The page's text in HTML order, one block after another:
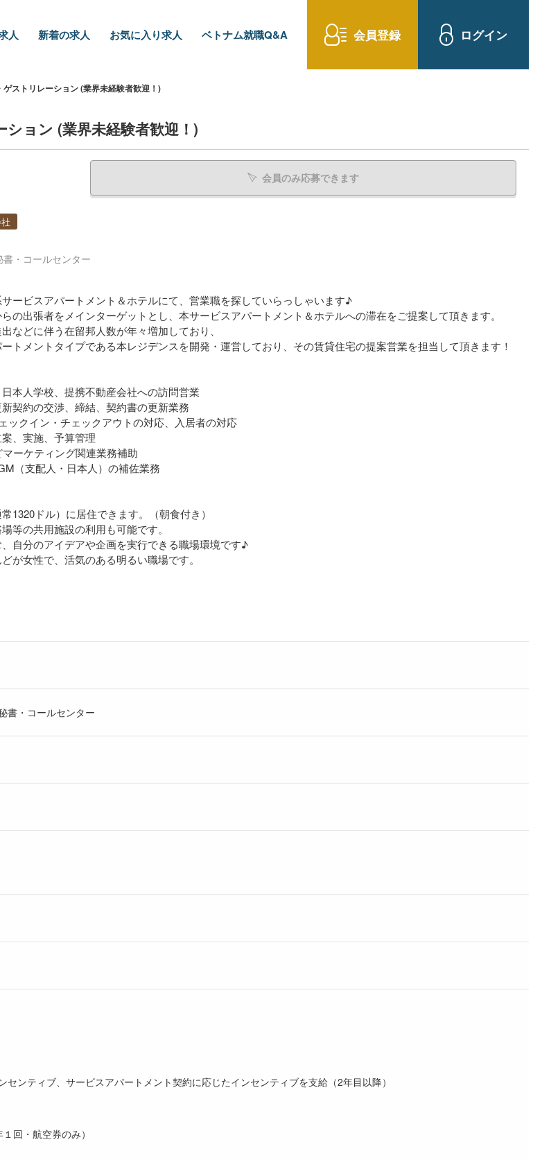
人 新着の求人 お気に入り求人 ベトナム就職Q&A 会員登録 ログイン
ゲストリレーション (業界未経験者歓迎！)
ション (業界未経験者歓迎！)
会員のみ応募できます
・コールセンター
ービスアパートメント＆ホテルにて、営業職を探していらっしゃいます♪
の出張者をメインターゲットとし、本サービスアパートメント＆ホテルへの滞在をご提案して頂きます。
などに伴う在留邦人数が年々増加しており、
トメントタイプである本レジデンスを開発・運営しており、その賃貸住宅の提案営業を担当して頂きます！
日本人学校、提携不動産会社への訪問営業
契約の交渉、締結、契約書の更新業務
ックイン・チェックアウトの対応、入居者の対応
、実施、予算管理
ーケティング関連業務補助
（支配人・日本人）の補佐業務
1320ドル）に居住できます。（朝食付き）
等の共用施設の利用も可能です。
自分のアイデアや企画を実行できる職場環境です♪
が女性で、活気のある明るい職場です。
書・コールセンター
センティブ、サービスアパートメント契約に応じたインセンティブを支給（2年目以降）
回・航空券のみ）